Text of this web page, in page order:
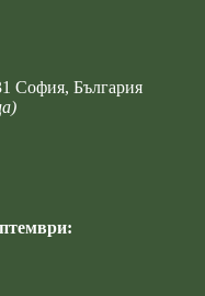
София, България